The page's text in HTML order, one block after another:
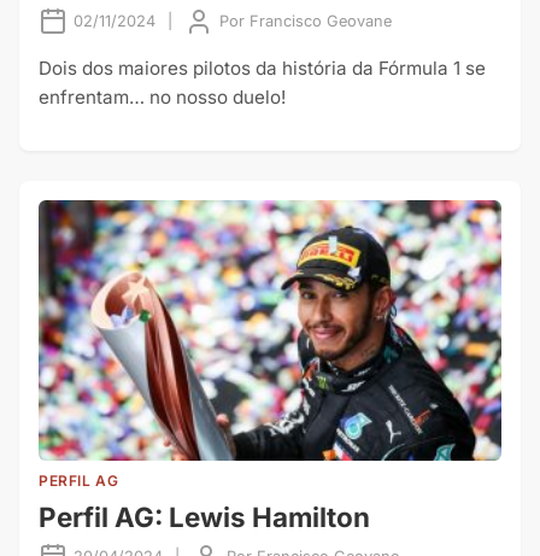
02/11/2024 Por Francisco Geovane
Dois dos maiores pilotos da história da Fórmula 1 se
enfrentam… no nosso duelo!
PERFIL AG
Perfil AG: Lewis Hamilton